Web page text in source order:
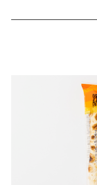
直
採
リニュ